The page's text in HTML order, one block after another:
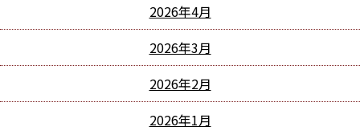
2026年4月
2026年3月
2026年2月
2026年1月